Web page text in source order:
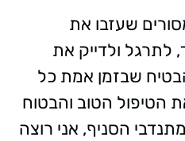
שעזבו את
לתרגל ולדייק את
שבזמן אמת כל
הטיפול הטוב והבטוח
הסניף, אני רוצה